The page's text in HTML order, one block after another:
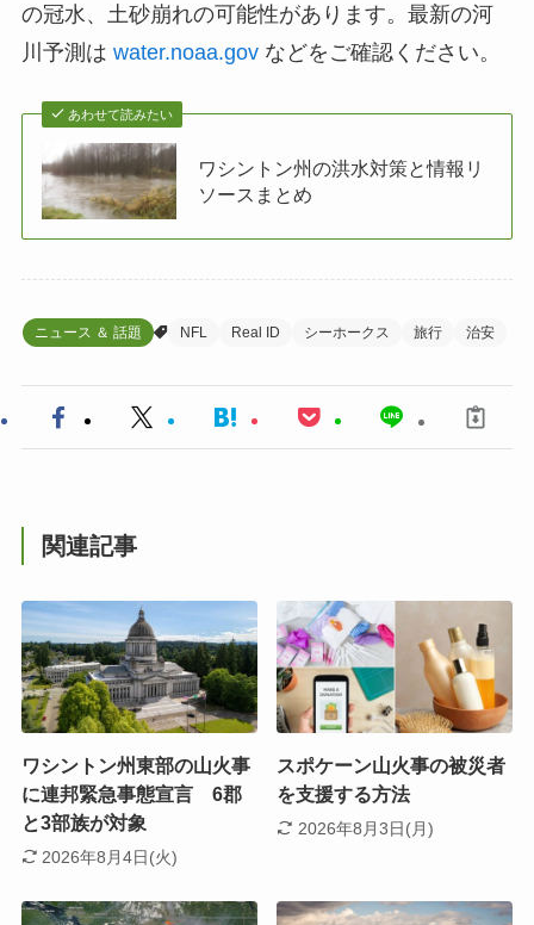
の冠水、土砂崩れの可能性があります。最新の河
川予測は water.noaa.govなどをご確認ください。
あわせて読みたい
ワシントン州の洪水対策と情報リ
ソースまとめ
ニュース ＆ 話題 NFL Real ID シーホークス 旅行 治安
関連記事
ワシントン州東部の山火事
に連邦緊急事態宣言 6郡
と3部族が対象
2026年8月4日(火)
スポケーン山火事の被災者
を支援する方法
2026年8月3日(月)